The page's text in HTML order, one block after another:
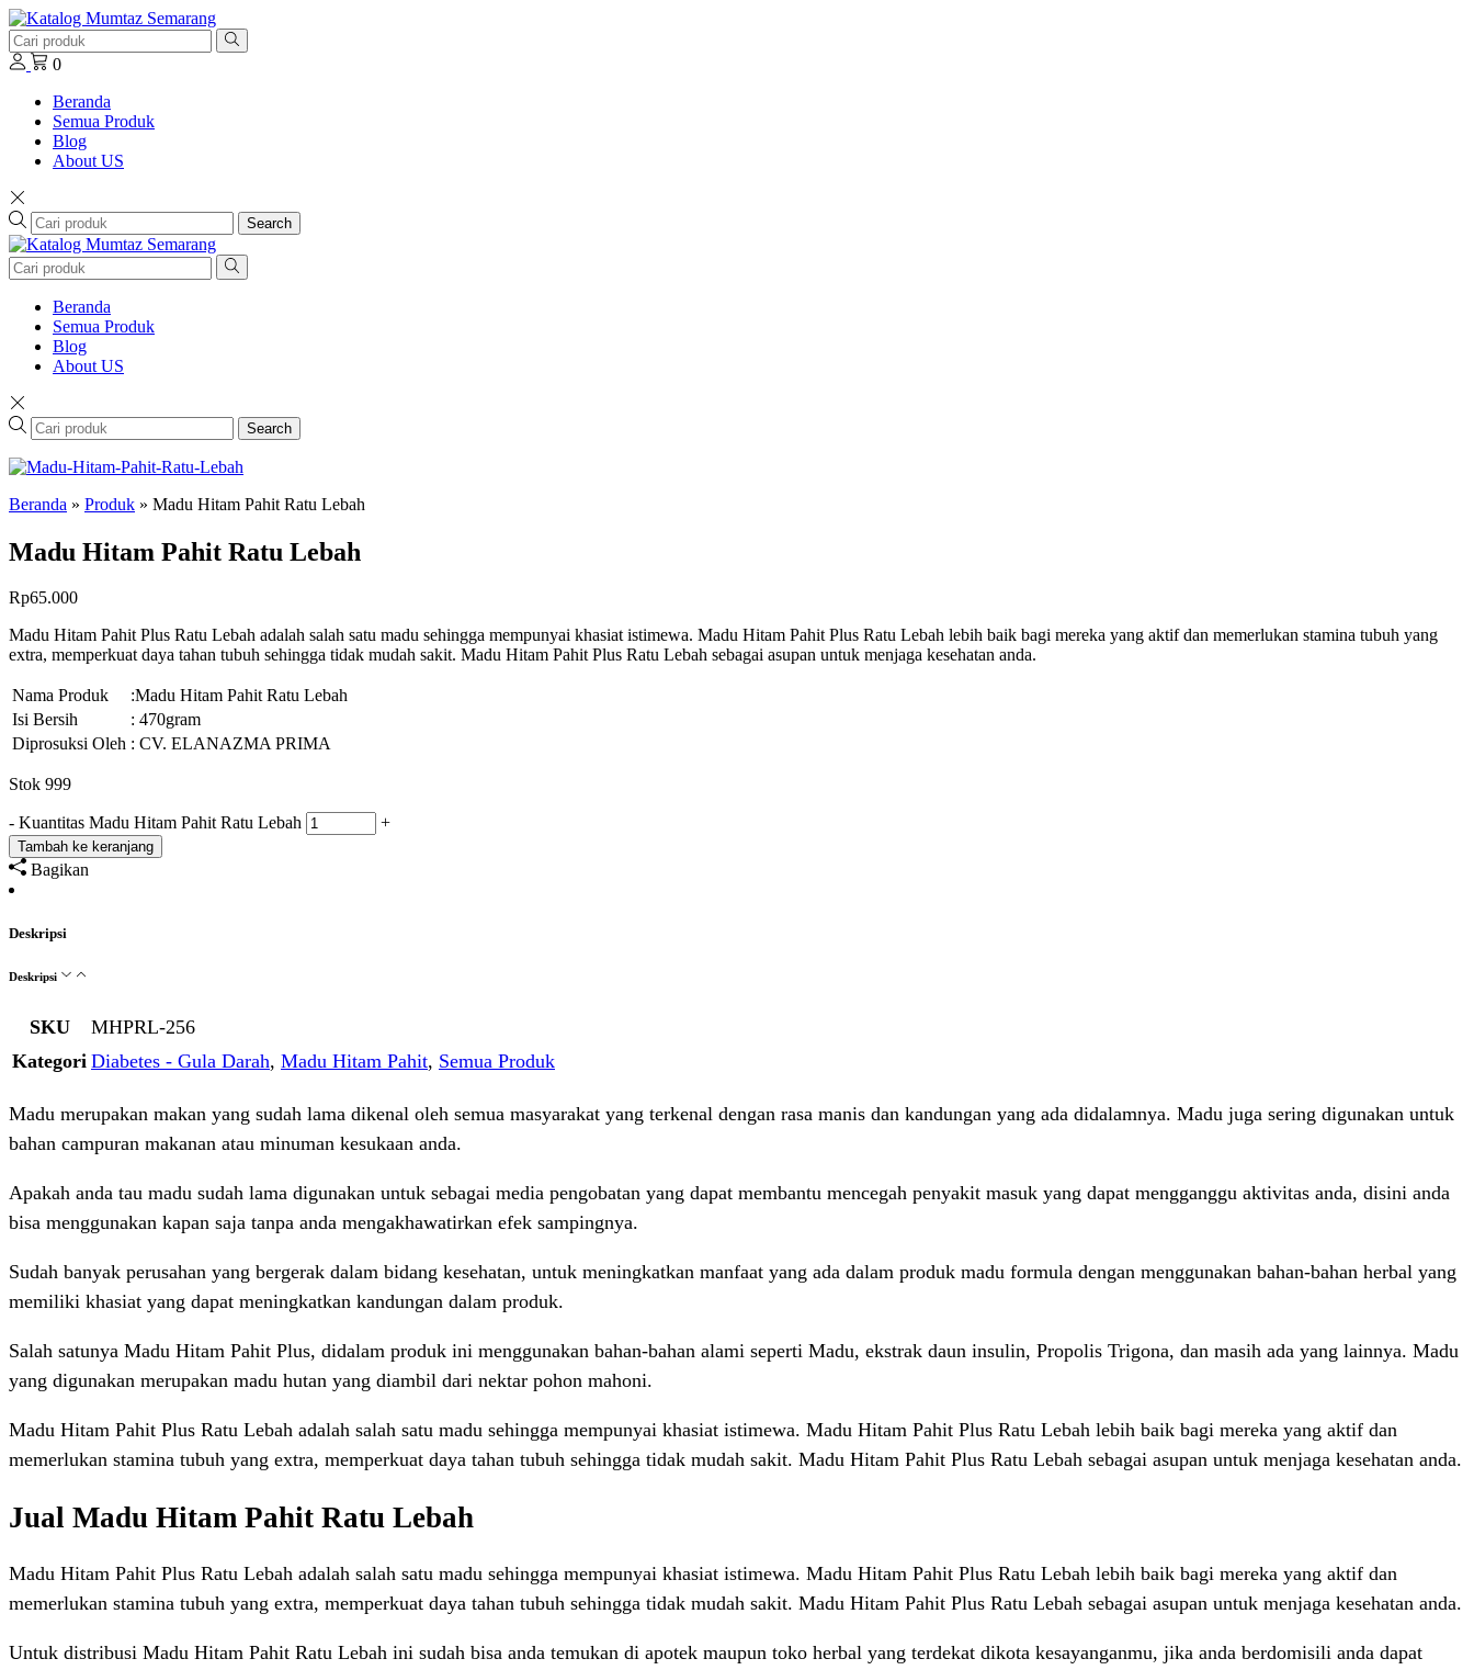
0
Beranda
Semua Produk
Blog
About US
Search
Beranda
Semua Produk
Blog
About US
Search
Beranda » Produk » Madu Hitam Pahit Ratu Lebah
Madu Hitam Pahit Ratu Lebah
Rp65.000
Madu Hitam Pahit Plus Ratu Lebah adalah salah satu madu sehingga mempunyai khasiat istimewa. Madu Hitam Pahit Plus Ratu Lebah lebih baik bagi mereka yang aktif dan memerlukan stamina tubuh yang
extra, memperkuat daya tahan tubuh sehingga tidak mudah sakit. Madu Hitam Pahit Plus Ratu Lebah sebagai asupan untuk menjaga kesehatan anda.
Nama Produk
:Madu Hitam Pahit Ratu Lebah
Isi Bersih
: 470gram
Diprosuksi Oleh : CV. ELANAZMA PRIMA
Stok 999
- Kuantitas Madu Hitam Pahit Ratu Lebah +
Tambah ke keranjang
Bagikan
Deskripsi
Deskripsi
SKU
MHPRL-256
Kategori Diabetes - Gula Darah, Madu Hitam Pahit, Semua Produk
Madu merupakan makan yang sudah lama dikenal oleh semua masyarakat yang terkenal dengan rasa manis dan kandungan yang ada didalamnya. Madu juga sering digunakan untuk
bahan campuran makanan atau minuman kesukaan anda.
Apakah anda tau madu sudah lama digunakan untuk sebagai media pengobatan yang dapat membantu mencegah penyakit masuk yang dapat mengganggu aktivitas anda, disini anda
bisa menggunakan kapan saja tanpa anda mengakhawatirkan efek sampingnya.
Sudah banyak perusahan yang bergerak dalam bidang kesehatan, untuk meningkatkan manfaat yang ada dalam produk madu formula dengan menggunakan bahan-bahan herbal yang
memiliki khasiat yang dapat meningkatkan kandungan dalam produk.
Salah satunya Madu Hitam Pahit Plus, didalam produk ini menggunakan bahan-bahan alami seperti Madu, ekstrak daun insulin, Propolis Trigona, dan masih ada yang lainnya. Madu
yang digunakan merupakan madu hutan yang diambil dari nektar pohon mahoni.
Madu Hitam Pahit Plus Ratu Lebah adalah salah satu madu sehingga mempunyai khasiat istimewa. Madu Hitam Pahit Plus Ratu Lebah lebih baik bagi mereka yang aktif dan
memerlukan stamina tubuh yang extra, memperkuat daya tahan tubuh sehingga tidak mudah sakit. Madu Hitam Pahit Plus Ratu Lebah sebagai asupan untuk menjaga kesehatan anda.
Jual Madu Hitam Pahit Ratu Lebah
Madu Hitam Pahit Plus Ratu Lebah adalah salah satu madu sehingga mempunyai khasiat istimewa. Madu Hitam Pahit Plus Ratu Lebah lebih baik bagi mereka yang aktif dan
memerlukan stamina tubuh yang extra, memperkuat daya tahan tubuh sehingga tidak mudah sakit. Madu Hitam Pahit Plus Ratu Lebah sebagai asupan untuk menjaga kesehatan anda.
Untuk distribusi Madu Hitam Pahit Ratu Lebah ini sudah bisa anda temukan di apotek maupun toko herbal yang terdekat dikota kesayanganmu, jika anda berdomisili anda dapat